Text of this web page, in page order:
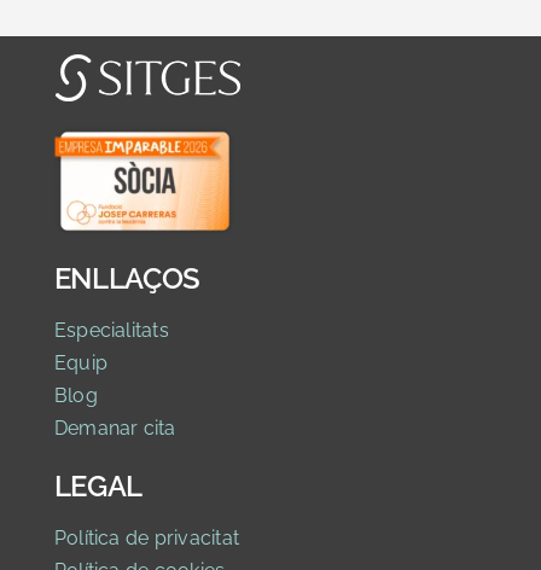
ENLLAÇOS
Especialitats
Equip
Blog
Demanar cita
LEGAL
Política de privacitat